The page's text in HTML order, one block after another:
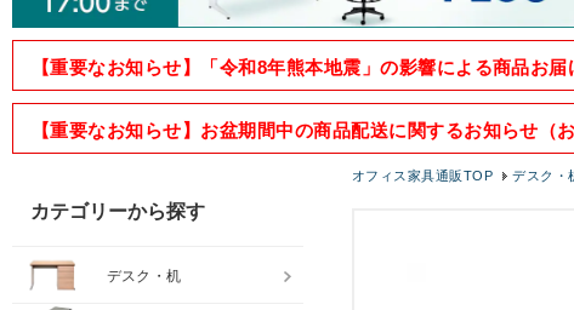
【重要なお知らせ】「令和8年熊本地震」の影響による商品お
【重要なお知らせ】お盆期間中の商品配送に関するお知らせ（
オフィス家具通販TOP デスク・
カテゴリーから探す
デスク・机